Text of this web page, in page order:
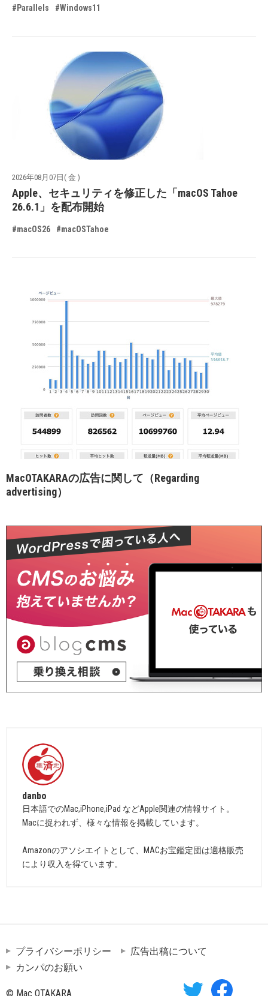
#Parallels #Windows11
2026年08月07日( 金 )
Apple、セキュリティを修正した「macOS Tahoe
26.6.1」を配布開始
#macOS26 #macOSTahoe
MacOTAKARAの広告に関して（Regarding
advertising）
danbo
日本語でのMac,iPhone,iPad などApple関連の情報サイト。
Macに捉われず、様々な情報を掲載しています。
Amazonのアソシエイトとして、MACお宝鑑定団は適格販売
により収入を得ています。
プライバシーポリシー
広告出稿について
カンパのお願い
© Mac OTAKARA